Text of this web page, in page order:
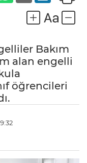
Bakım
alan engelli
öğrencileri